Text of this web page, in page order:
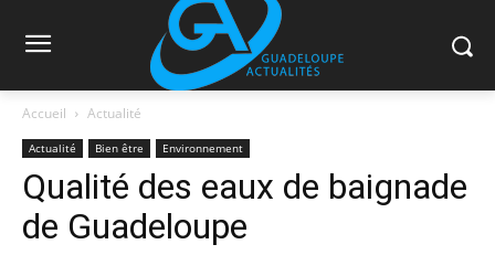
Accueil Actualité
Actualité Bien être Environnement
Qualité des eaux de baignade
de Guadeloupe